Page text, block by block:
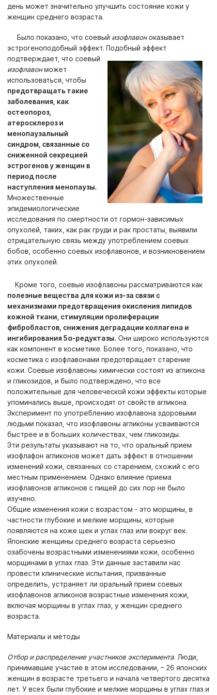
день может значительно улучшить состояние кожи у
женщин среднего возраста.
Было показано, что соевый изофлавоноказывает
эстрогеноподобный эффект. Подобный эффект
подтверждает, что соевый
изофлавонможет
использоваться, чтобы
предотвращать такие
заболевания, как
остеопороз,
атеросклероз и
менопаузальный
синдром, связанные со
сниженной секрецией
эстрогенов у женщин в
период после
наступления менопаузы.
Множественные
эпидемиологические
исследования по смертности от гормон-зависимых
опухолей, таких, как рак груди и рак простаты, выявили
отрицательную связь между употреблением соевых
бобов, особенно соевых изофлавонов, и возникновением
этих опухолей.
Кроме того, соевые изофлавоны рассматриваются как
полезные вещества для кожи из-за связи с
механизмами предотвращения окисления липидов
кожной ткани, стимуляции пролиферации
фибробластов, снижения деградации коллагена и
ингибирования 5α-редуктазы. Они широко используются
как компонент в косметике. Более того, показано, что
косметика с изофлавонами предотвращает старение
кожи. Соевые изофлавоны химически состоят из агликона
и гликозидов, и было подтверждено, что все
положительные для человеческой кожи эффекты которые
упоминались выше, происходят от свойств агликона.
Эксперимент по употреблению изофлавона здоровыми
людьми показал, что изофлавоны агликоны усваиваются
быстрее и в больших количествах, чем гликозиды.
Эти результаты указывают на то, что оральный прием
изофлафон агликонов может дать эффект в отношении
изменений кожи, связанных со старением, схожий с его
местным применением. Однако влияние приема
изофлавонов агликонов с пищей до сих пор не было
изучено.
Общие изменения кожи с возрастом - это морщины, в
частности глубокие и мелкие морщины, которые
появляются на коже щек и углах глаз или вокруг век.
Японские женщины среднего возраста серьезно
озабочены возрастными изменениями кожи, особенно
морщинами в углах глаз. Эти данные заставили нас
провести клинические испытания, призванные
определить, устраняет ли оральный прием соевых
изофлавонов агликонов возрастные изменения кожи,
включая морщины в углах глаз, у женщин среднего
возраста.
Материалы и методы
Отбор и распределение участников эксперимента. Люди,
принимавшие участие в этом исследовании, – 26 японских
женщин в возрасте третьего и начала четвертого десятка
лет. У всех были глубокие и мелкие морщины в углах глаз и